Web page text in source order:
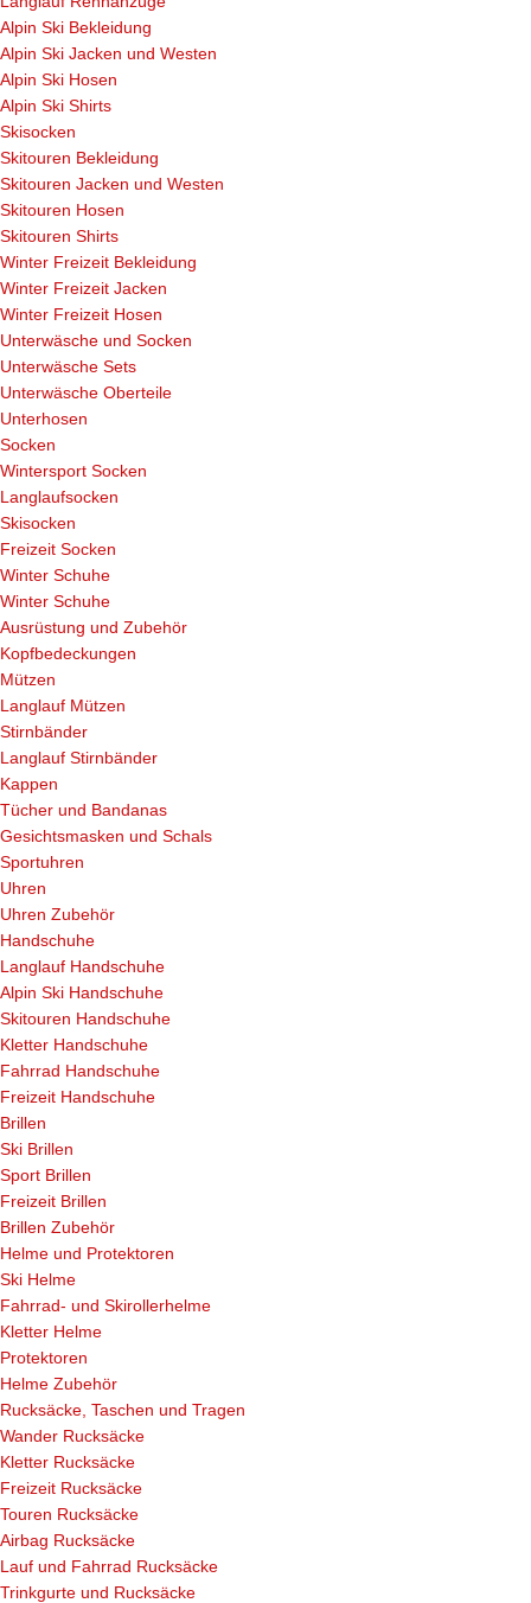
Alpin Ski Bekleidung
Alpin Ski Jacken und Westen
Alpin Ski Hosen
Alpin Ski Shirts
Skisocken
Skitouren Bekleidung
Skitouren Jacken und Westen
Skitouren Hosen
Skitouren Shirts
Winter Freizeit Bekleidung
Winter Freizeit Jacken
Winter Freizeit Hosen
Unterwäsche und Socken
Unterwäsche Sets
Unterwäsche Oberteile
Unterhosen
Socken
Wintersport Socken
Langlaufsocken
Skisocken
Freizeit Socken
Winter Schuhe
Winter Schuhe
Ausrüstung und Zubehör
Kopfbedeckungen
Mützen
Langlauf Mützen
Stirnbänder
Langlauf Stirnbänder
Kappen
Tücher und Bandanas
Gesichtsmasken und Schals
Sportuhren
Uhren
Uhren Zubehör
Handschuhe
Langlauf Handschuhe
Alpin Ski Handschuhe
Skitouren Handschuhe
Kletter Handschuhe
Fahrrad Handschuhe
Freizeit Handschuhe
Brillen
Ski Brillen
Sport Brillen
Freizeit Brillen
Brillen Zubehör
Helme und Protektoren
Ski Helme
Fahrrad- und Skirollerhelme
Kletter Helme
Protektoren
Helme Zubehör
Rucksäcke, Taschen und Tragen
Wander Rucksäcke
Kletter Rucksäcke
Freizeit Rucksäcke
Touren Rucksäcke
Airbag Rucksäcke
Lauf und Fahrrad Rucksäcke
Trinkgurte und Rucksäcke